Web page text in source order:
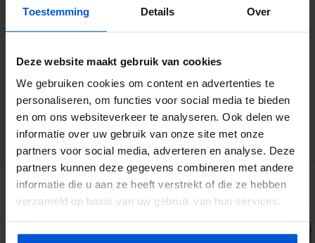
Toestemming Details Over
Deze website maakt gebruik van cookies
We gebruiken cookies om content en advertenties te
personaliseren, om functies voor social media te bieden
en om ons websiteverkeer te analyseren. Ook delen we
informatie over uw gebruik van onze site met onze
partners voor social media, adverteren en analyse. Deze
partners kunnen deze gegevens combineren met andere
informatie die u aan ze heeft verstrekt of die ze hebben
verzameld op basis van uw gebruik van hun services.
3194 klanten geven ons een 9.1 op
GERELATEERDE PRODUCTEN